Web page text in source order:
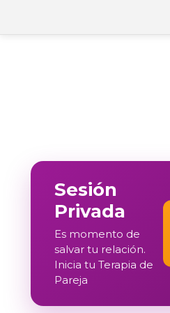
Sesión
Privada
Es momento de
salvar tu relación.
Inicia tu Terapia de
Pareja